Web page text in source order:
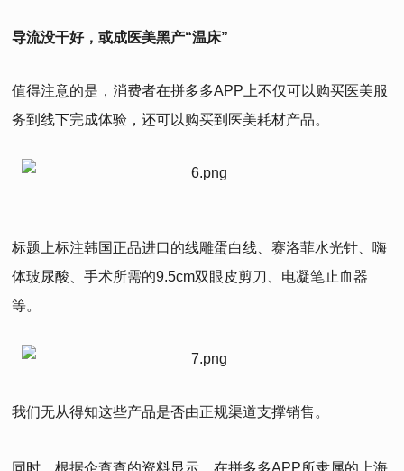
导流没干好，或成医美黑产“温床”
值得注意的是，消费者在拼多多APP上不仅可以购买医美服
务到线下完成体验，还可以购买到医美耗材产品。
标题上标注韩国正品进口的线雕蛋白线、赛洛菲水光针、嗨
体玻尿酸、手术所需的9.5cm双眼皮剪刀、电凝笔止血器
等。
我们无从得知这些产品是否由正规渠道支撑销售。
同时，根据企查查的资料显示，在拼多多APP所隶属的上海